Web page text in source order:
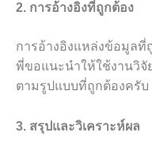
2. การอ้างอิงที่ถูกต้อง
การอ้างอิงแหล่งข้อมูลที่
พี่ขอแนะนำให้ใช้งานวิจั
ตามรูปแบบที่ถูกต้องครับ
3. สรุปและวิเคราะห์ผล